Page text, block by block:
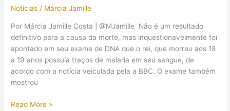
Notícias / Márcia Jamille
Por Márcia Jamille Costa | @MJamille Não é um resultado
definitivo para a causa da morte, mas inquestionavelmente foi
apontado em seu exame de DNA que o rei, que morreu aos 18
a 19 anos possuía traços de malaria em seu sangue, de
acordo com a notícia veiculada pela a BBC. O exame também
mostrou
Tutankhamon
Read More »